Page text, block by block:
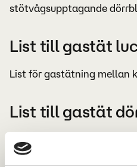
stötvågsupptagande
List till gastät
List för gastätning mellan
List till gastät
List för gastätning mellan